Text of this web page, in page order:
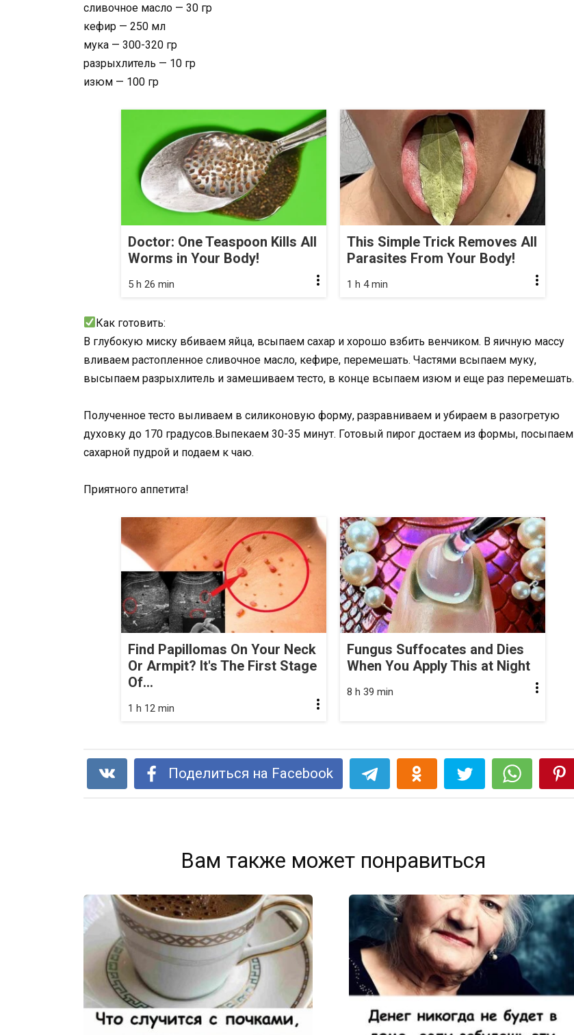
сливочное масло — 30 гр
кефир — 250 мл
мука — 300-320 гр
разрыхлитель — 10 гр
изюм — 100 гр
Doctor: One Teaspoon Kills All
Worms in Your Body!
5 h 26 min
This Simple Trick Removes All
Parasites From Your Body!
1 h 4 min
Как готовить:
В глубокую миску вбиваем яйца, всыпаем сахар и хорошо взбить венчиком. В яичную массу
вливаем растопленное сливочное масло, кефире, перемешать. Частями всыпаем муку,
высыпаем разрыхлитель и замешиваем тесто, в конце всыпаем изюм и еще раз перемешать.
Полученное тесто выливаем в силиконовую форму, разравниваем и убираем в разогретую
духовку до 170 градусов.Выпекаем 30-35 минут. Готовый пирог достаем из формы, посыпаем
сахарной пудрой и подаем к чаю.
Приятного аппетита!
Find Papillomas On Your Neck
Or Armpit? It's The First Stage
Of...
1 h 12 min
Fungus Suffocates and Dies
When You Apply This at Night
8 h 39 min
Поделиться на Facebook
Вам также может понравиться